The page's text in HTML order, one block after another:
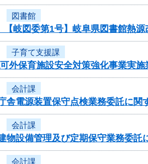
図書館
岐図委第1号】岐阜県図書館熱
子育て支援課
外保育施設安全対策強化事業実
会計課
舎電源装置保守点検業務委託に関
会計課
物設備管理及び定期保守業務委託
会計課